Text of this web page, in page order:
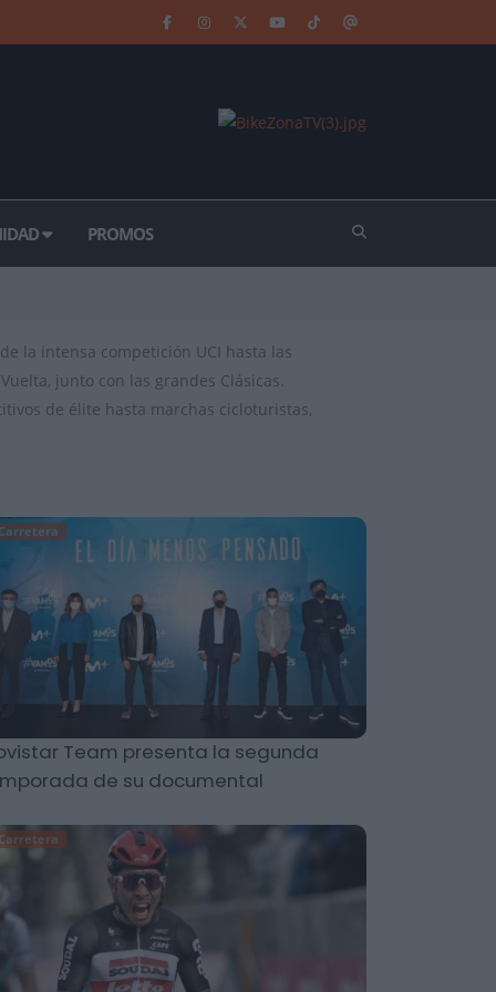
PROMOS
la intensa competición UCI hasta las
junto con las grandes Clásicas.
de élite hasta marchas cicloturistas,
Carretera
Team presenta la segunda
de su documental
Carretera